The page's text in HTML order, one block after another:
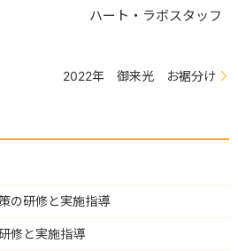
ボスタッフ
2022年 御来光 お裾分け
の研修と実施指導
修と実施指導